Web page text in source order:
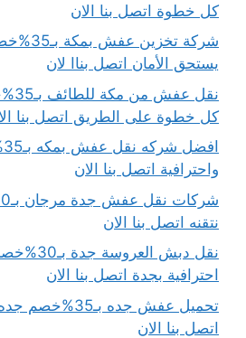
كل خطوة اتصل بنا الان
شركة
يستحق الأمان اتصل بناا لان
نقل
كل خطوة على الطريق اتصل بنا
واحترافية اتصل بنا الان
نتقنه اتصل بنا الان
نقل دبش
احترافية بجدة اتصل بنا الان
تحميل عفش جده
اتصل بنا الان